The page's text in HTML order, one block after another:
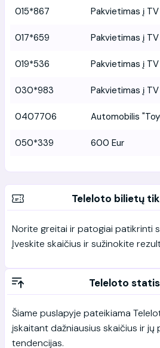
015*867 Pakvietimas į
017*659 Pakvietimas į
019*536 Pakvietimas į
030*983 Pakvietimas į
0407706 Automobilis
050*339 600 Eur
Teleloto bilietų
Norite greitai ir patogiai patikrinti
Įveskite skaičius ir sužinokite
Teleloto
Šiame puslapyje pateikiama
įskaitant dažniausius skaičius ir jų
tendencijas.